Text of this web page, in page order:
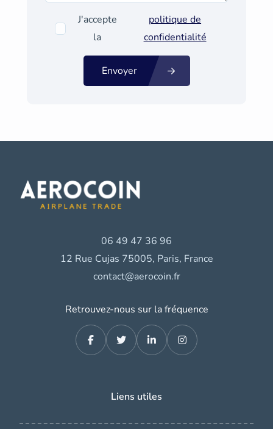
J'accepte
la
politique de
confidentialité
Envoyer
06 49 47 36 96
12 Rue Cujas 75005, Paris, France
contact@aerocoin.fr
Retrouvez-nous sur la fréquence
Liens utiles